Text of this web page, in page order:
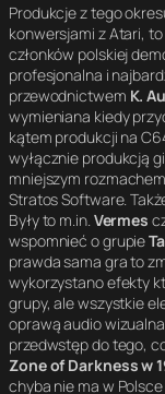
Produkcje z tego
konwersjami z Atari,
członków polskiej
profesjonalna i
przewodnictwem K.
wymieniana kiedy
kątem produkcji na
wyłącznie produkcją
mniejszym
Stratos Software.
Były to m.in.Vermes
wspomnieć o grupie
prawda sama gra to
wykorzystano efekty
grupy, ale wszystkie
oprawą audio
przedwstęp do tego,
Zone of Darkness w
chyba nie ma w